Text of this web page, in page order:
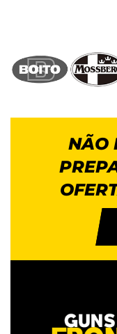
NÃO